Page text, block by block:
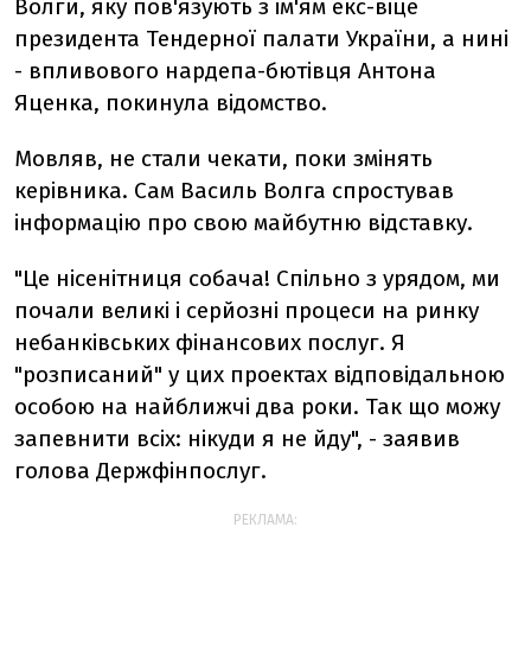
Волги, яку пов'язують з ім'ям екс-віце
президента Тендерної палати України, а нині
- впливового нардепа-бютівця Антона
Яценка, покинула відомство.
Мовляв, не стали чекати, поки змінять
керівника. Сам Василь Волга спростував
інформацію про свою майбутню відставку.
"Це нісенітниця собача! Спільно з урядом, ми
почали великі і серйозні процеси на ринку
небанківських фінансових послуг. Я
"розписаний" у цих проектах відповідальною
особою на найближчі два роки. Так що можу
запевнити всіх: нікуди я не йду", - заявив
голова Держфінпослуг.
РЕКЛАМА: